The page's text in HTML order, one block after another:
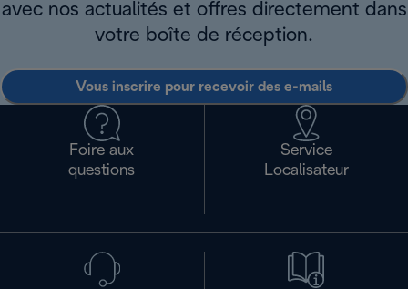
avec nos actualités et offres directement dans
votre boîte de réception.
Vous inscrire pour recevoir des e-mails
Foire aux
questions
Service
Localisateur